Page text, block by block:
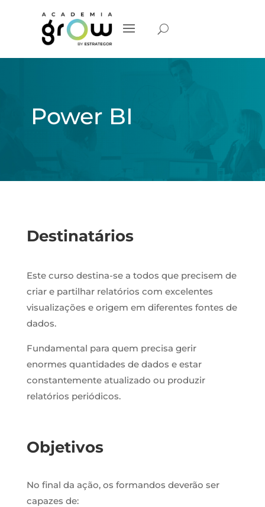
Power BI
Destinatários
Este curso destina-se a todos queprecisem de
criar e partilhar relatórios com excelentes
visualizações e origem em diferentes fontes de
dados.
Fundamental para quem precisa gerir
enormes quantidades de dados e estar
constantemente atualizado ou produzir
relatórios periódicos.
Objetivos
No final da ação, os formandos deverão ser
capazes de: